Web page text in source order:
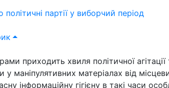
партії у виборчий період
приходить хвиля політичної агітації
у маніпулятивних матеріалах від
інформаційну гігієну в такі часи